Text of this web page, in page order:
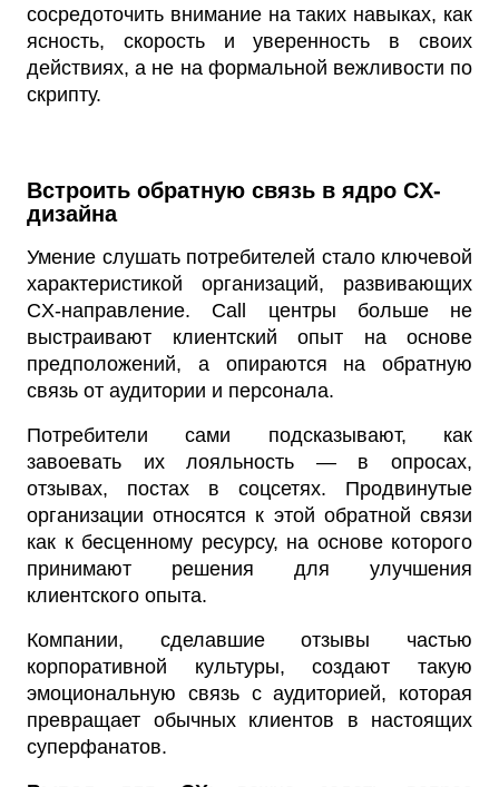
сосредоточить внимание на таких навыках, как
ясность, скорость и уверенность в своих
действиях, а не на формальной вежливости по
скрипту.
Встроить обратную связь в ядро CX-
дизайна
Умение слушать потребителей стало ключевой
характеристикой организаций, развивающих
CX-направление. Call центры больше не
выстраивают клиентский опыт на основе
предположений, а опираются на обратную
связь от аудитории и персонала.
Потребители сами подсказывают, как
завоевать их лояльность — в опросах,
отзывах, постах в соцсетях. Продвинутые
организации относятся к этой обратной связи
как к бесценному ресурсу, на основе которого
принимают решения для улучшения
клиентского опыта.
Компании, сделавшие отзывы частью
корпоративной культуры, создают такую
эмоциональную связь с аудиторией, которая
превращает обычных клиентов в настоящих
суперфанатов.